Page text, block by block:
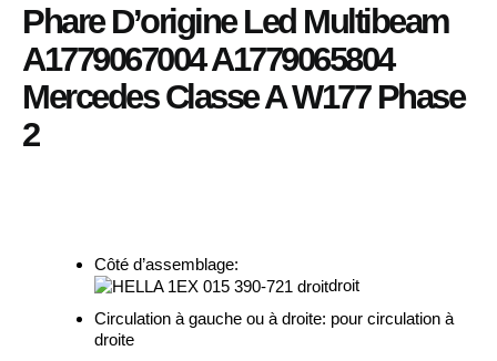
Phare D’origine Led Multibeam
A1779067004 A1779065804
Mercedes Classe A W177 Phase
2
Côté d’assemblage:
droit
Circulation à gauche ou à droite: pour circulation à
droite